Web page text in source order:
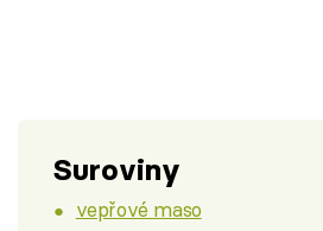
Suroviny
vepřové maso